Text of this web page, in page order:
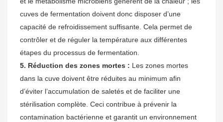
cuves de fermentation doivent donc disposer d’une
capacité de refroidissement suffisante. Cela permet de
contrôler et de réguler la température aux différentes
étapes du processus de fermentation.
5. Réduction des zones mortes : Les zones mortes
dans la cuve doivent être réduites au minimum afin
d’éviter l’accumulation de saletés et de faciliter une
stérilisation complète. Ceci contribue à prévenir la
contamination bactérienne et garantit un environnement